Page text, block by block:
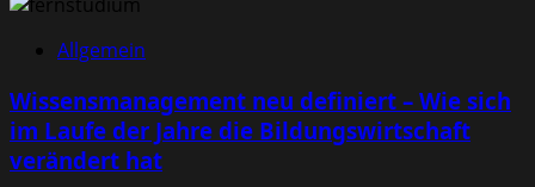
eines
für
das
persönliche
Allgemein
Wissensmanagement neu definiert – Wie sich
im Laufe der Jahre die Bildungswirtschaft
verändert hat